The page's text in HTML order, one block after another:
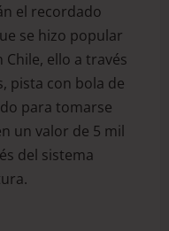
el recordado
se hizo popular
ello a través
pista con bola de
para tomarse
un valor de 5 mil
del sistema